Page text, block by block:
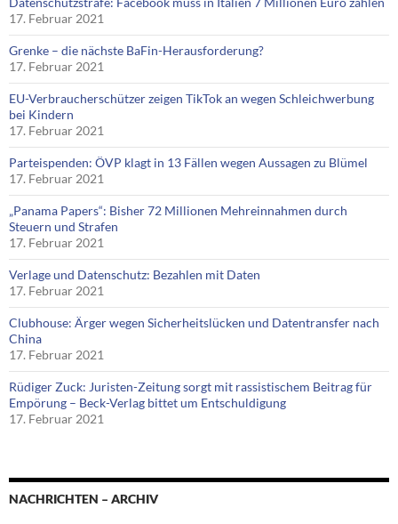
17. Februar 2021
Grenke – die nächste BaFin-Herausforderung?
17. Februar 2021
EU-Verbraucherschützer zeigen TikTok an wegen Schleichwerbung
bei Kindern
17. Februar 2021
Parteispenden: ÖVP klagt in 13 Fällen wegen Aussagen zu Blümel
17. Februar 2021
„Panama Papers“: Bisher 72 Millionen Mehreinnahmen durch
Steuern und Strafen
17. Februar 2021
Verlage und Datenschutz: Bezahlen mit Daten
17. Februar 2021
Clubhouse: Ärger wegen Sicherheitslücken und Datentransfer nach
China
17. Februar 2021
Rüdiger Zuck: Juristen-Zeitung sorgt mit rassistischem Beitrag für
Empörung – Beck-Verlag bittet um Entschuldigung
17. Februar 2021
NACHRICHTEN – ARCHIV